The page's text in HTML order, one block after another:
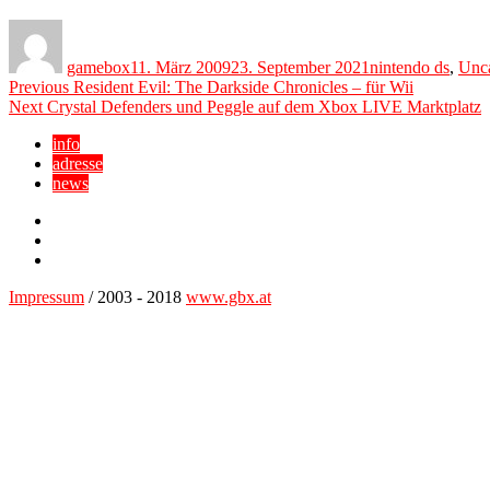
gamebox11. März 200923. September 2021nintendo ds,
Beitragsnavigation
Previous Previous
post:
Resident Evil: The Darkside Chronicles – für Wii
Next Next
Crystal Defenders und Peggle auf dem Xbox LIVE Marktplatz
info
adresse
news
Impressum / 2003 - 2018 www.gbx.at